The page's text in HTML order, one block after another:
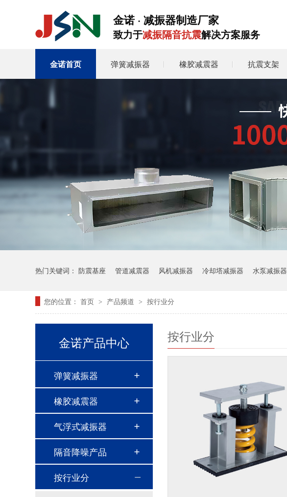
金诺 · 减振器制造厂家
致力于减振隔音抗震解决方案服务
金诺首页 弹簧减振器 橡胶减震器 抗震支架
热门关键词： 防震基座 管道减震器 风机减振器 冷却塔减振器 水泵减振器
您的位置： 首页 > 产品频道 > 按行业分
按行业分
金诺产品中心
弹簧减振器
橡胶减震器
气浮式减振器
隔音降噪产品
按行业分